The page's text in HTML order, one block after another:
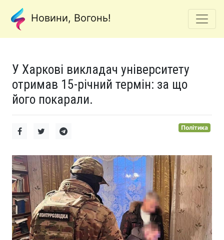
Новини, Вогонь!
У Харкові викладач університету
отримав 15-річний термін: за що
його покарали.
Політика